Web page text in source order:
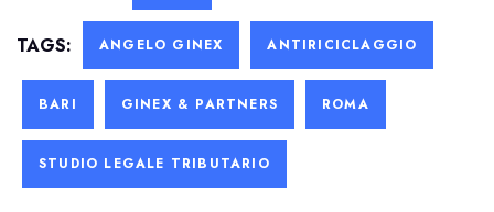
TAGS: ANGELO GINEX ANTIRICICLAGGIO
BARI GINEX & PARTNERS ROMA
STUDIO LEGALE TRIBUTARIO